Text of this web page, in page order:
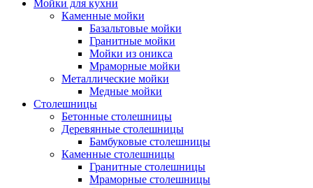
Мойки для кухни
Каменные мойки
Базальтовые мойки
Гранитные мойки
Мойки из оникса
Мраморные мойки
Металлические мойки
Медные мойки
Столешницы
Бетонные столешницы
Деревянные столешницы
Бамбуковые столешницы
Каменные столешницы
Гранитные столешницы
Мраморные столешницы